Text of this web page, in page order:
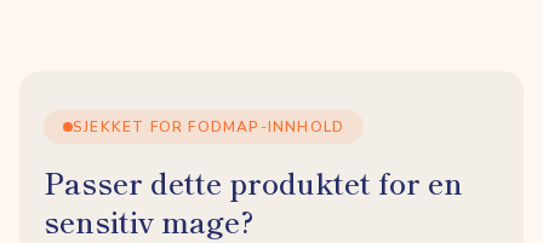
SJEKKET FOR FODMAP-INNHOLD
Passer dette produktet for en
sensitiv mage?